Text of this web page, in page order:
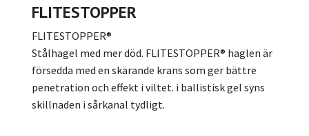
FLITESTOPPER
FLITESTOPPER®
Stålhagel med mer död. FLITESTOPPER® haglen är
försedda med en skärande krans som ger bättre
penetration och effekt i viltet. i ballistisk gel syns
skillnaden i sårkanal tydligt.